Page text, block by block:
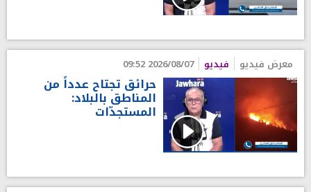
معرض فيديو فيديو 2026/08/07 09:52
حرائق تجتاح عدداً من
المناطق بالبلاد:
المستجدّات